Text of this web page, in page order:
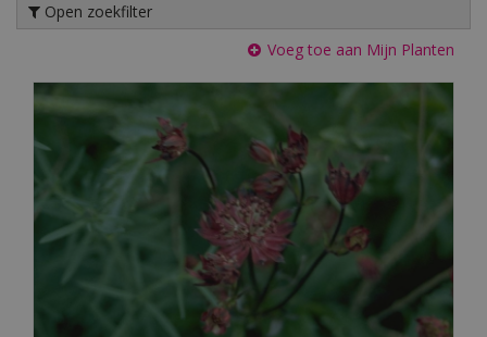
Open zoekfilter
Voeg toe aan Mijn Planten